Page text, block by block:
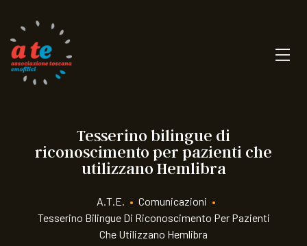
Tesserino bilingue di
riconoscimento per pazienti che
utilizzano Hemlibra
A.T.E. • Comunicazioni •
Tesserino Bilingue Di Riconoscimento Per Pazienti
Che Utilizzano Hemlibra